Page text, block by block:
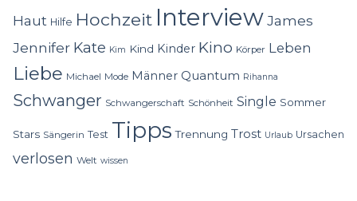
Haut Hilfe Hochzeit InterviewJames
Jennifer Kate Kim Kind Kinder Kino Körper Leben
Liebe Michael Mode Männer Quantum Rihanna
Schwanger Schwangerschaft Schönheit Single Sommer
Stars Sängerin Test Tipps Trennung Trost Urlaub Ursachen
verlosen Welt wissen